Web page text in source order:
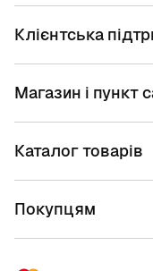
Клієнтська
Магазин і пункт
Каталог товарів
Покупцям